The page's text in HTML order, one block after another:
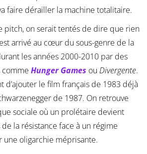
faire dérailler la machine totalitaire.
pitch, on serait tentés de dire que rien
arrivé au cœur du sous-genre de la
les années 2000-2010 par des
comme Hunger Games ou Divergente.
d’ajouter le film français de 1983 déjà
de 1987. On retrouve
sociale où un prolétaire devient
la résistance face à un régime
oligarchie méprisante.